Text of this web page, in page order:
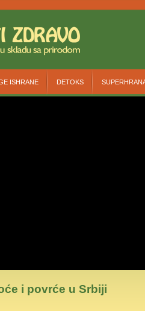
ISHRANE DETOKS
i povrće u Srbiji